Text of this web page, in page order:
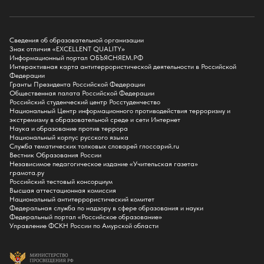
Подготовительное отделение для иностранных граждан
Поступление
Приемная комиссия
Поступай в БГПУ
Специальности и направления
Списки поступающих
Приказы о зачислении
Полезные материалы
Общежитие
Информация о целевом обучении
Обркредит в СПО
Бакалавриат
Магистратура
Аспирантура
СПО
Правила приема на Бакалавриат
Правила приема на Магистратуру
Правила приема на СПО
Обучение
Справка для получения налогового вычета
Кванториум
Сведения об образовательной организации
Знак отличия «EXCELLENT QUALITY»
Информационный портал ОБЪЯСНЯЕМ.РФ
Интерактивная карта антитеррористической деятельности в Российской
Федерации
Гранты Президента Российской Федерации
Общественная палата Российской Федерации
Российский студенческий центр Росстуденчество
Национальный Центр информационного противодействия терроризму и
экстремизму в образовательной среде и сети Интернет
Наука и образование против террора
Национальный корпус русского языка
Служба тематических толковых словарей глоссарий.ru
Вестник Образования России
Независимое педагогическое издание «Учительская газета»
грамота.ру
Российский тестовый консорциум
Высшая аттестационная комиссия
Национальный антитеррористический комитет
Федеральная служба по надзору в сфере образования и науки
Федеральный портал «Российское образование»
Управление ФСКН России по Амурской области